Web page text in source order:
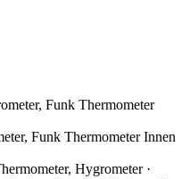
Funk Thermometer Innen
Hygrometer ·